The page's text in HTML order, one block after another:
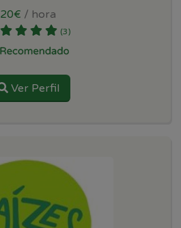
20€ / hora
(3)
Ver Perfil